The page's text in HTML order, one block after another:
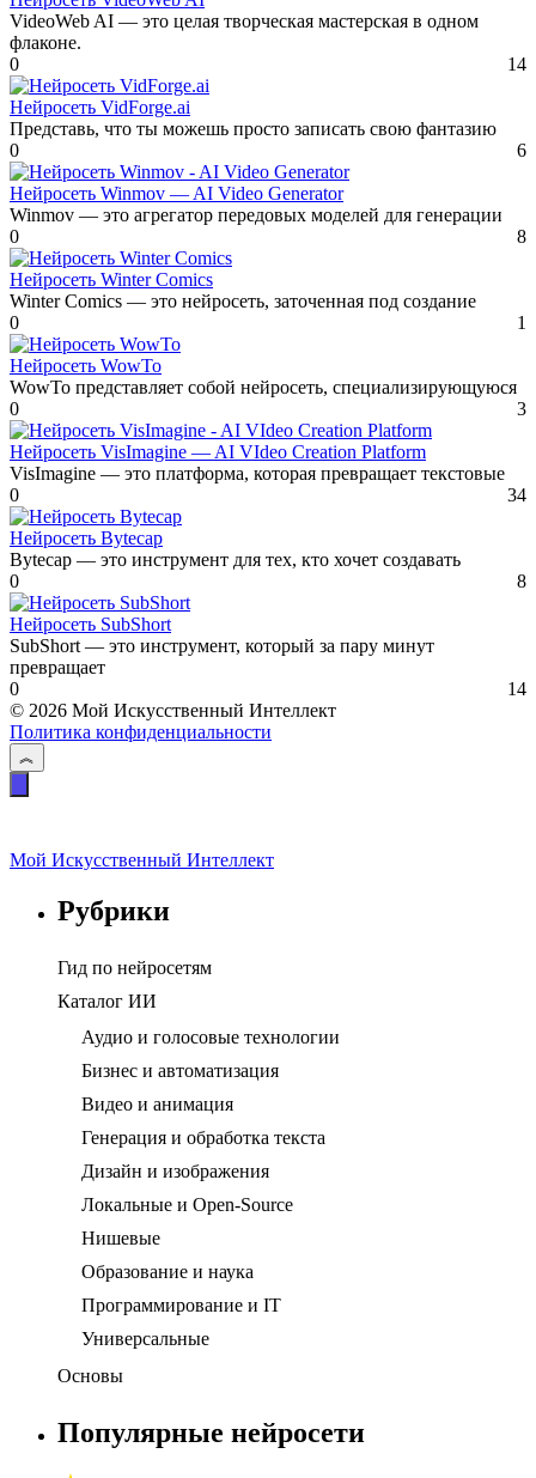
VideoWeb AI — это целая творческая мастерская в одном
флаконе.
0
14
Нейросеть VidForge.ai
Представь, что ты можешь просто записать свою фантазию
0
6
Нейросеть Winmov — AI Video Generator
Winmov — это агрегатор передовых моделей для генерации
0
8
Нейросеть Winter Comics
Winter Comics — это нейросеть, заточенная под создание
0
1
Нейросеть WowTo
WowTo представляет собой нейросеть, специализирующуюся
0
3
Нейросеть VisImagine — AI VIdeo Creation Platform
VisImagine — это платформа, которая превращает текстовые
0
34
Нейросеть Bytecap
Bytecap — это инструмент для тех, кто хочет создавать
0
8
Нейросеть SubShort
SubShort — это инструмент, который за пару минут
превращает
0
14
© 2026 Мой Искусственный Интеллект
Политика конфиденциальности
Мой Искусственный Интеллект
Рубрики
Гид по нейросетям
Каталог ИИ
Аудио и голосовые технологии
Бизнес и автоматизация
Видео и анимация
Генерация и обработка текста
Дизайн и изображения
Локальные и Open-Source
Нишевые
Образование и наука
Программирование и IT
Универсальные
Основы
Популярные нейросети